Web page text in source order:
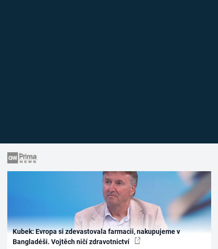
Kubek: Evropa si zdevastovala farmacii, nakupujeme v
Bangladéši. Vojtěch ničí zdravotnictví